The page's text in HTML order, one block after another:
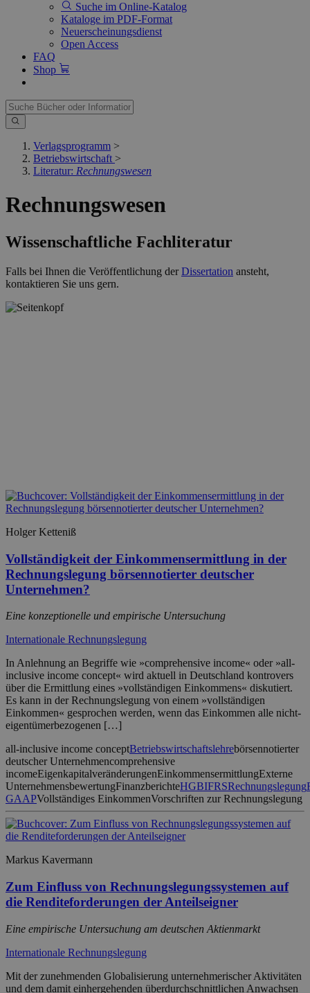
Suche im Online-Katalog
Kataloge im PDF-Format
Neuerscheinungsdienst
Open Access
FAQ
Shop
Verlagsprogramm >
Betriebswirtschaft >
Literatur: Rechnungswesen
Rechnungswesen
Wissenschaftliche Fachliteratur
Falls bei Ihnen die Veröffentlichung derDissertation ansteht,
kontaktieren Sie uns gern.
Holger Ketteniß
Vollständigkeit der Einkommensermittlung in der
Rechnungslegung börsennotierter deutscher
Unternehmen?
Eine konzeptionelle und empirische Untersuchung
Internationale Rechnungslegung
In Anlehnung an Begriffe wie »comprehensive income« oder »all-
inclusive income concept« wird aktuell in Deutschland kontrovers
über die Ermittlung eines »vollständigen Einkommens« diskutiert.
Es kann in der Rechnungslegung von einem »vollständigen
Einkommen« gesprochen werden, wenn das Einkommen alle nicht-
eigentümerbezogenen […]
all-inclusive income conceptBetriebswirtschaftslehrebörsennotierter
deutscher Unternehmencomprehensive
incomeEigenkapitalveränderungenEinkommensermittlungExterne
UnternehmensbewertungFinanzberichteHGBIFRSRechnungslegung
GAAPVollständiges EinkommenVorschriften zur Rechnungslegung
Markus Kavermann
Zum Einfluss von Rechnungslegungssystemen auf
die Renditeforderungen der Anteilseigner
Eine empirische Untersuchung am deutschen Aktienmarkt
Internationale Rechnungslegung
Mit der zunehmenden Globalisierung unternehmerischer Aktivitäten
und dem damit einhergehenden überdurchschnittlichen Anwachsen